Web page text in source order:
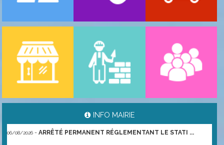
INFO MAIRIE
06/08/2026 ARRÊTÉ PERMANENT RÉGLEMENTANT LE STATI ...